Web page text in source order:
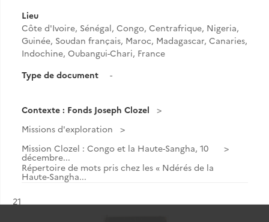
Lieu
Côte d'Ivoire, Sénégal, Congo, Centrafrique, Nigeria,
Guinée, Soudan français, Maroc, Madagascar, Canaries,
Indochine, Oubangui-Chari, France
Type de document
-
Contexte : Fonds Joseph Clozel
Missions d'exploration
Mission Clozel : Congo et la Haute-Sangha, 10
décembre...
Répertoire de mots pris chez les « Ndérés de la
Haute-Sangha...
Résultat n°
21